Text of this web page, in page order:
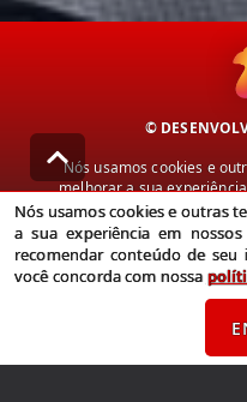
©
Nós usamos cookies e
melhorar a sua
publicidade e recomendar
nossos serviços, você
Política de
Nós usamos cookies e outras
a sua experiência em
recomendar conteúdo de seu
você concorda com nossa